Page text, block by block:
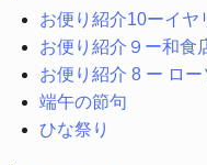
お便り紹介10ーイヤ
お便り紹介９ー和食
お便り紹介 8 ー ロー
端午の節句
ひな祭り